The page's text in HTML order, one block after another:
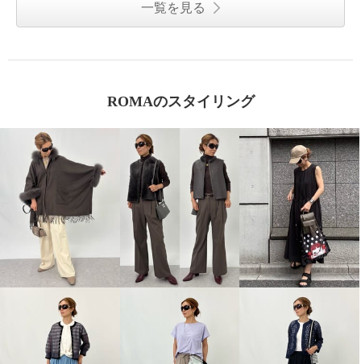
マブ パッと開いてスッと閉じる
遮光＆遮熱 折りたたみジャンプ
傘 ヒートカットチタンコート シ
ョートジャンプライト
チャコールグレー
一覧を見る
ROMAのスタイリング